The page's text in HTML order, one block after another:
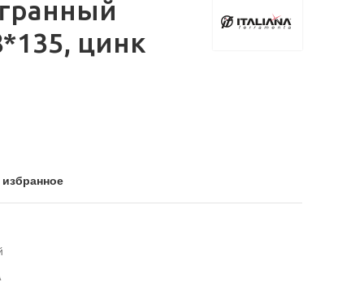
цинк